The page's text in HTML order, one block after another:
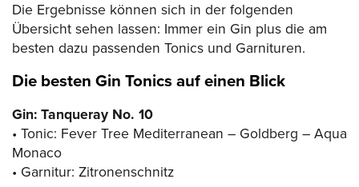
Die Ergebnisse können sich in der folgenden
Übersicht sehen lassen: Immer ein Gin plus die am
besten dazu passenden Tonics und Garnituren.
Die besten Gin Tonics auf einen Blick
Gin: Tanqueray No. 10
• Tonic: Fever Tree Mediterranean – Goldberg – Aqua
Monaco
• Garnitur: Zitronenschnitz